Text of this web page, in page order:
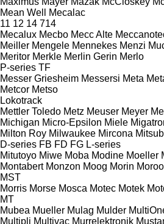
Mean Well
Mecalac
11 12 14 714
Mecalux Mecbo Mecc Alte
Meiller Mengele Mennekes Menzi
Meritor Merkle Merlin Gerin Merlo
P-series TF
Messer Griesheim Messersi Meta
Metcor Metso
Lokotrack
Mettler Toledo Metz Meuser Meyer
Michigan Micro-Epsilon Miele
Milton Roy Milwaukee Mircona
D-series FB FD FG L-series
Mitutoyo Miwe Moba Modine Moeller
Montabert Monzon Moog Morin
MST
Morris Morse Mosca Motec Motek
MT
Mubea Mueller Mulag Mulder
Multipli Multivac Murrelektronik